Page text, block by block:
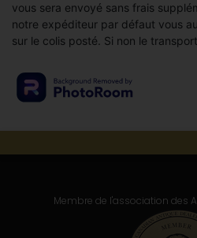
vous sera envoyé sans frais
notre expéditeur par défaut vous
sur le colis posté. Si non le transport
Membre de l'association des